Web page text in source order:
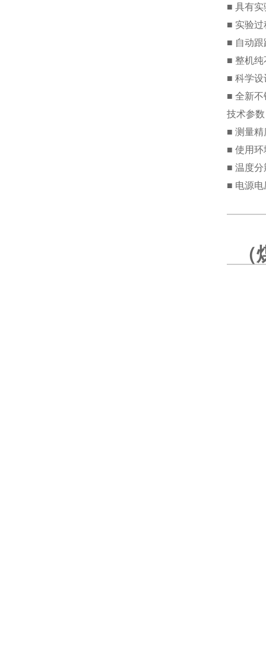
■ 具有
■ 实验
■ 自动
■ 整机
■ 科学
■ 全新
技术参
■ 测量精
■ 使用
■ 温度
■ 电源
（